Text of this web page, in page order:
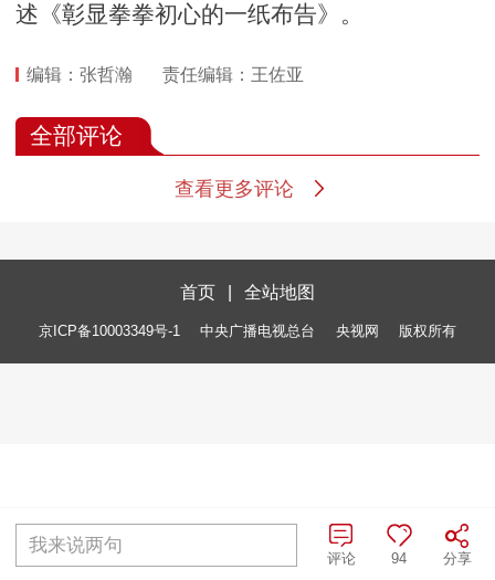
述《彰显拳拳初心的一纸布告》。
编辑：张哲瀚 责任编辑：王佐亚
全部评论
查看更多评论
首页 全站地图
京ICP备10003349号-1 中央广播电视总台 央视网 版权所有
我来说两句
分享
94
评论